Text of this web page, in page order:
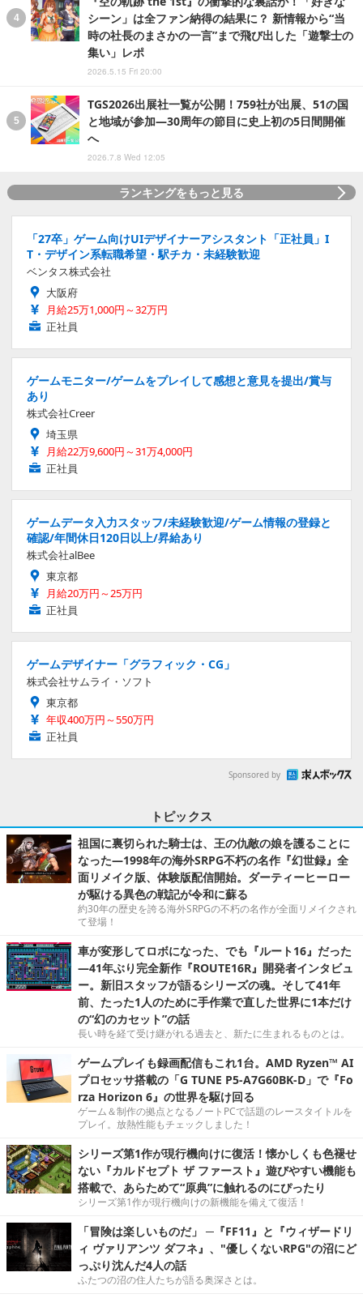
シーン」は全ファン納得の結果に？ 新情報から“当
時の社長のまさかの一言”まで飛び出した「遊撃士の
集い」レポ
2026.5.15 Fri 20:00
TGS2026出展社一覧が公開！759社が出展、51の国
と地域が参加―30周年の節目に史上初の5日間開催
へ
2026.7.8 Wed 12:05
ランキングをもっと見る
「27卒」ゲーム向けUIデザイナーアシスタント「正社員」I
T・デザイン系転職希望・駅チカ・未経験歓迎
ベンタス株式会社
大阪府
月給25万1,000円～32万円
正社員
ゲームモニター/ゲームをプレイして感想と意見を提出/賞与
あり
株式会社Creer
埼玉県
月給22万9,600円～31万4,000円
正社員
ゲームデータ入力スタッフ/未経験歓迎/ゲーム情報の登録と
確認/年間休日120日以上/昇給あり
株式会社alBee
東京都
月給20万円～25万円
正社員
ゲームデザイナー「グラフィック・CG」
株式会社サムライ・ソフト
東京都
年収400万円～550万円
正社員
Sponsored by
トピックス
祖国に裏切られた騎士は、王の仇敵の娘を護ることに
なった―1998年の海外SRPG不朽の名作『幻世録』全
面リメイク版、体験版配信開始。ダーティーヒーロー
が駆ける異色の戦記が令和に蘇る
約30年の歴史を誇る海外SRPGの不朽の名作が全面リメイクされ
て登場！
車が変形してロボになった、でも『ルート16』だった
―41年ぶり完全新作『ROUTE16R』開発者インタビュ
ー。新旧スタッフが語るシリーズの魂。そして41年
前、たった1人のために手作業で直した世界に1本だけ
の“幻のカセット”の話
長い時を経て受け継がれる過去と、新たに生まれるものとは。
ゲームプレイも録画配信もこれ1台。AMD Ryzen™ AI
プロセッサ搭載の「G TUNE P5-A7G60BK-D」で『Fo
rza Horizon 6』の世界を駆け回る
ゲーム＆制作の拠点となるノートPCで話題のレースタイトルを
プレイ。放熱性能もチェックしました！
シリーズ第1作が現行機向けに復活！懐かしくも色褪せ
ない『カルドセプト ザ ファースト』遊びやすい機能も
搭載で、あらためて“原典”に触れるのにぴったり
シリーズ第1作が現行機向けの新機能を備えて復活！
「冒険は楽しいものだ」 ─『FF11』と『ウィザードリ
ィ ヴァリアンツ ダフネ』、"優しくないRPG"の沼にど
っぷり沈んだ4人の話
ふたつの沼の住人たちが語る奥深さとは。